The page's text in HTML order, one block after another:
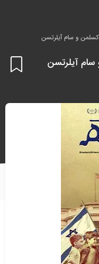
و سام آیلرتسن
سام آیلرتسن